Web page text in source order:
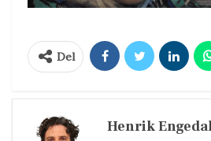
Del
Henrik